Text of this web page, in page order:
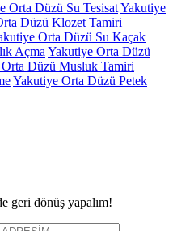
Orta Düzü Su TesisatYakutiye
Düzü Klozet Tamiri
Orta Düzü Su Kaçak
Açma Yakutiye Orta Düzü
Düzü Musluk Tamiri
Yakutiye Orta Düzü Petek
geri dönüş yapalım!